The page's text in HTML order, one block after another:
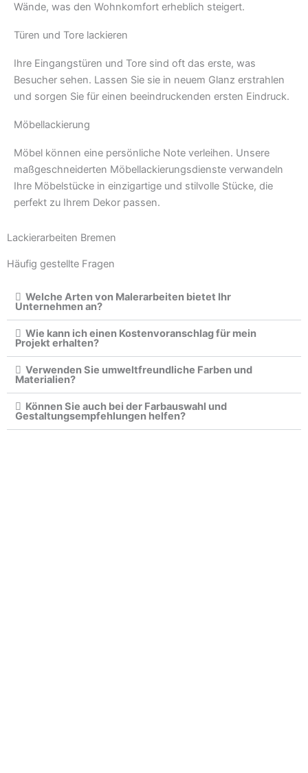
Wände, was den Wohnkomfort erheblich steigert.
Türen und Tore lackieren
Ihre Eingangstüren und Tore sind oft das erste, was
Besucher sehen. Lassen Sie sie in neuem Glanz erstrahlen
und sorgen Sie für einen beeindruckenden ersten Eindruck.
Möbellackierung
Möbel können eine persönliche Note verleihen. Unsere
maßgeschneiderten Möbellackierungsdienste verwandeln
Ihre Möbelstücke in einzigartige und stilvolle Stücke, die
perfekt zu Ihrem Dekor passen.
Lackierarbeiten Bremen
Häufig gestellte Fragen
Welche Arten von Malerarbeiten bietet Ihr
Unternehmen an?
Wie kann ich einen Kostenvoranschlag für mein
Projekt erhalten?
Verwenden Sie umweltfreundliche Farben und
Materialien?
Können Sie auch bei der Farbauswahl und
Gestaltungsempfehlungen helfen?